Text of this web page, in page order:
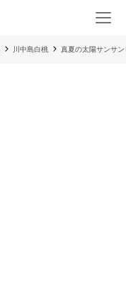
川中島白桃 真夏の太陽サンサ